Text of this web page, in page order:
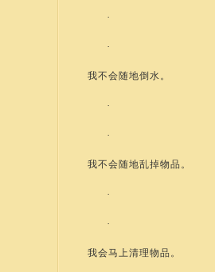
·
·
我不会随地倒水。
·
·
我不会随地乱掉物品。
·
·
我会马上清理物品。